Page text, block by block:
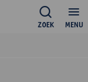
MENU
ZOEK